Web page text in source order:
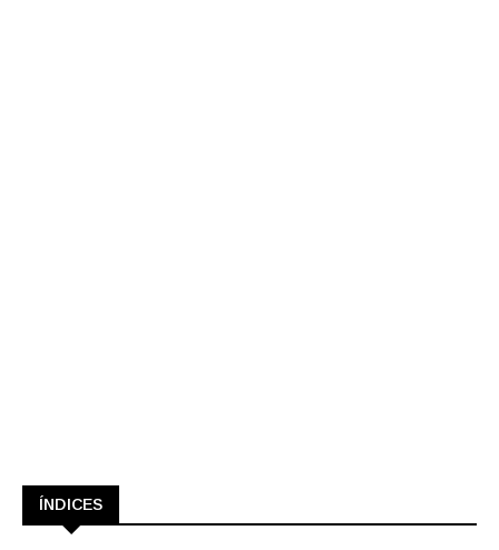
ÍNDICES